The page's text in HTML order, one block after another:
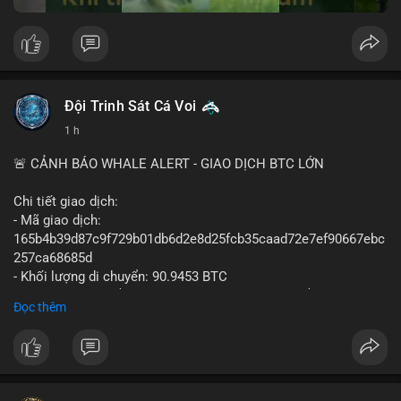
Đội Trinh Sát Cá Voi
1 h
🚨 CẢNH BÁO WHALE ALERT - GIAO DỊCH BTC LỚN
Chi tiết giao dịch:
- Mã giao dịch:
165b4b39d87c9f729b01db6d2e8d25fcb35caad72e7ef90667ebc
257ca68685d
- Khối lượng di chuyển: 90.9453 BTC
USD)
Đọc thêm